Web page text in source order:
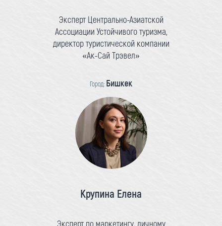
Эксперт Центрально-Азиатской
Ассоциации Устойчивого туризма,
директор туристической компании
«Ак-Сай Трэвел»
Город: Бишкек
Крупина Елена
Эксперт по маркетингу, личному